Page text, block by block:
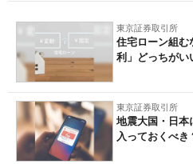
東京証券取引所
住宅ローン組む
利」どっちがい
東京証券取引所
地震大国・日本
入っておくべき